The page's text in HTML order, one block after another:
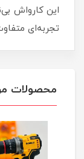
این کارواش
تجربه‌ای
محصولات